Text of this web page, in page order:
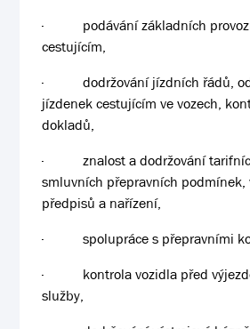
·
podávání základních
cestujícím,
·
dodržování jízdních řádů,
jízdenek cestujícím ve vozech,
dokladů,
·
znalost a dodržování
smluvních přepravních
předpisů a nařízení,
·
spolupráce s přepravními
·
kontrola vozidla před
služby,